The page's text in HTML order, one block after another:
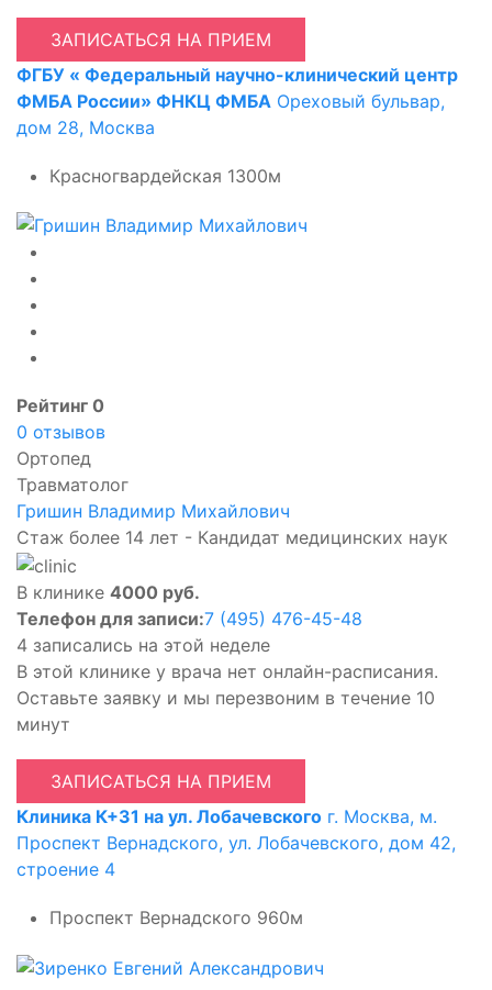
ЗАПИСАТЬСЯ НА ПРИЕМ
ФГБУ « Федеральный научно-клинический центр
ФМБА России» ФНКЦ ФМБА Ореховый бульвар,
дом 28, Москва
Красногвардейская 1300м
Рейтинг 0
0 отзывов
Ортопед
Травматолог
Гришин Владимир Михайлович
Стаж более 14 лет - Кандидат медицинских наук
В клинике 4000 руб.
Телефон для записи:7 (495) 476-45-48
4 записались на этой неделе
В этой клинике у врача нет онлайн-расписания.
Оставьте заявку и мы перезвоним в течение 10
минут
ЗАПИСАТЬСЯ НА ПРИЕМ
Клиника К+31 на ул. Лобачевского г. Москва, м.
Проспект Вернадского, ул. Лобачевского, дом 42,
строение 4
Проспект Вернадского 960м